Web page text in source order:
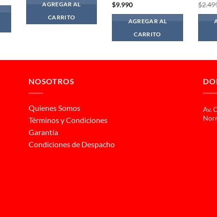
$1.499.990.
era:
$719.990.
$559.990.
AGREGAR AL
CARRITO
$9.990
AGREGAR AL
CARRITO
$
NOSOTROS
Quienes Somos
Términos y Condiciones
Garantía
Condiciones de Despacho
Av.